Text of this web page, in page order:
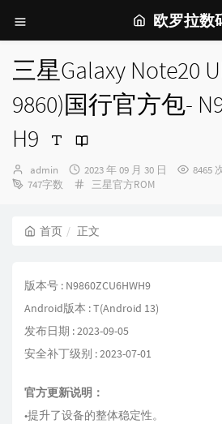
欧罗拉数
三星Galaxy Note20
9860)国行官方包-
H9
博
主：
admin
发
布
2023 年 09 月 30 日 8465
747字数
分
三星官方ROM
首页 正文
版本号 : N9860ZCU6HWH9
Android版本 : T(Android 13)
发布日期 : 2023-09-05
安全补丁级别 : 2023-07-01
官方更新说明：
•提升了设备的整体稳定性。